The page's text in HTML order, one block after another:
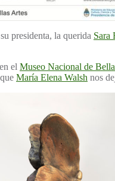
presidenta, la querida Sara
el Museo Nacional de
María Elena Walsh nos